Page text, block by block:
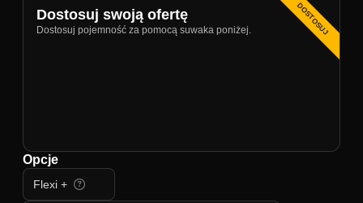
DOSTOSUJ
Dostosuj swoją ofertę
Dostosuj pojemność za pomocą suwaka poniżej.
Opcje
Flexi +